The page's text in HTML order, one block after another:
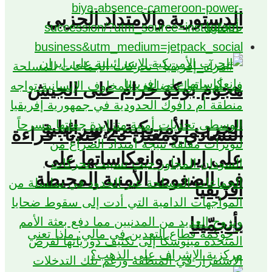
الدستورية والامتداد الحزبي
الحرب الأمريكية الإسرائيلية
على إيران وانعكاساتها على
افريقيا
هجوم بوكو حرام على الجيش
التشادي ومقتل 23 جنديًا: قراءة
في الضغوط الأمنية المحيطة
بأنجمّينا